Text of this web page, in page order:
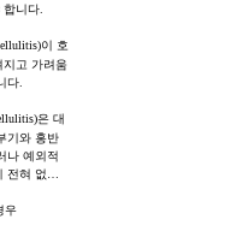
니다.
이 호
고 가려움
다.
은 대
기와 홍반
나 예외적
전혀 없는
우